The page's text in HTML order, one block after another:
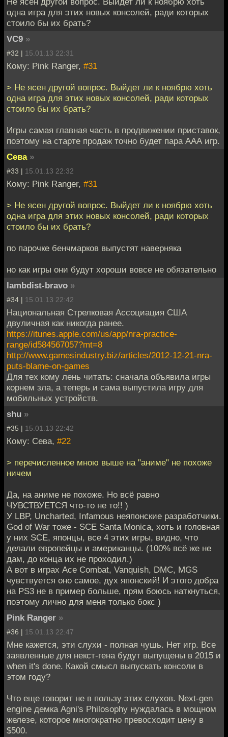
одна игра для этих новых консолей, ради которых
стоило бы их брать?
VC9 »
#32 | 15.01.13 22:31
Кому: Pink Ranger, #31
> Не ясен другой вопрос. Выйдет ли к ноябрю хоть
одна игра для этих новых консолей, ради которых
стоило бы их брать?
Игры самая главная часть в продвижении приставок,
поэтому на старте продаж точно будет пара ААА игр.
Сева »
#33 | 15.01.13 22:32
Кому: Pink Ranger, #31
> Не ясен другой вопрос. Выйдет ли к ноябрю хоть
одна игра для этих новых консолей, ради которых
стоило бы их брать?
по парочке бенчмарков выпустят наверняка
но как игры они будут хороши вовсе не обязательно
lambdist-bravo »
#34 | 15.01.13 22:42
Национальная Стрелковая Ассоциация США
двуличная как никогда ранее.
https://itunes.apple.com/us/app/nra-practice-
range/id584567057?mt=8
http://www.gamesindustry.biz/articles/2012-12-21-nra-
puts-blame-on-games
Для тех кому лень читать: сначала объявила игры
корнем зла, а теперь и сама выпустила игру для
мобильных устройств.
shu »
#35 | 15.01.13 22:42
Кому: Сева, #22
> перечисленное мною выше на "аниме" не похоже
ничем
Да, на аниме не похоже. Но всё равно
ЧУВСТВУЕТСЯ что-то не то!! )
У LBP, Uncharted, Infamous неяпонские разработчики.
God of War тоже - SCE Santa Monica, хоть и головная
у них SCE, японцы, все 4 этих игры, видно, что
делали европейцы и американцы. (100% всё же не
дам, до конца их не проходил.)
А вот в играх Ace Combat, Vanquish, DMC, MGS
чувствуется оно самое, дух японский! И этого добра
на PS3 не в пример больше, прям боюсь наткнуться,
поэтому лично для меня только бокс )
Pink Ranger »
#36 | 15.01.13 22:47
Мне кажется, эти слухи - полная чушь. Нет игр. Все
заявленные для некст-гена будут выпущены в 2015 и
when it's done. Какой смысл выпускать консоли в
этом году?
Что еще говорит не в пользу этих слухов. Next-gen
engine демка Agni's Philosophy нуждалась в мощном
железе, которое многократно превосходит цену в
$500.